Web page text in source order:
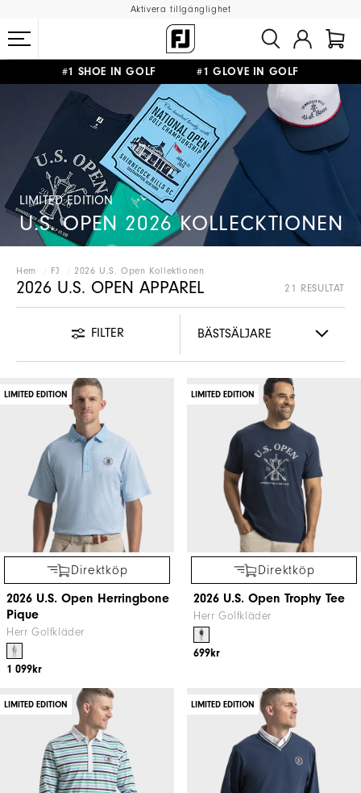
Aktivera tillgänglighet
#1 SHOE IN GOLF #1 GLOVE IN GOLF
PÅ ALLA BESTÄLLNINGAR ÖVER 999KR & FRI RETUR
LIMITED EDITION
U.S. OPEN 2026 KOLLECKTIONEN
Hem FJ 2026 U.S. Open Kollektionen
2026 U.S. OPEN APPAREL 21 RESULTAT
FILTER
LIMITED EDITION
Direktköp
2026 U.S. Open Herringbone
Pique
Herr Golfkläder
1 099kr
LIMITED EDITION
Direktköp
2026 U.S. Open Trophy Tee
Herr Golfkläder
699kr
LIMITED EDITION LIMITED EDITION